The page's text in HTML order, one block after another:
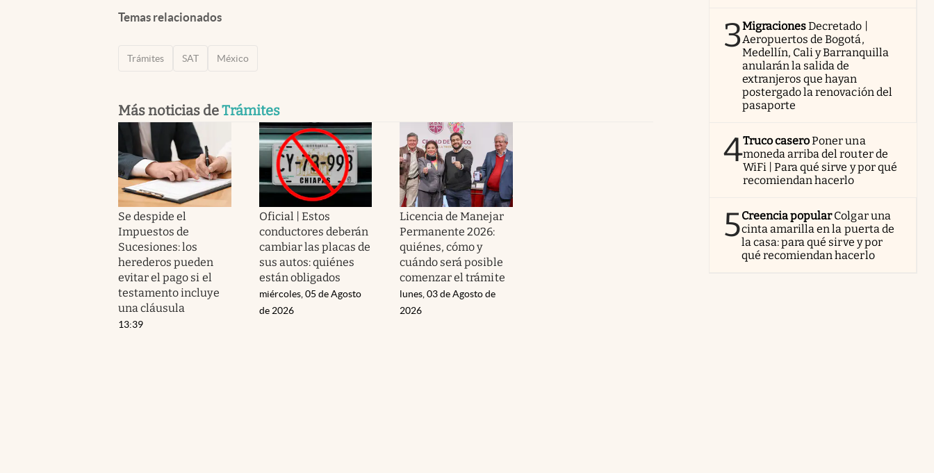
Temas relacionados
Trámites SAT México
Más noticias deTrámites
Se despide el
Impuestos de
Sucesiones: los
herederos pueden
evitar el pago si el
testamento incluye
una cláusula
13:39
Oficial | Estos
conductores deberán
cambiar las placas de
sus autos: quiénes
están obligados
miércoles, 05 de Agosto
de 2026
Licencia de Manejar
Permanente 2026:
quiénes, cómo y
cuándo será posible
comenzar el trámite
lunes, 03 de Agosto de
2026
3MigracionesDecretado |
Aeropuertos de Bogotá,
Medellín, Cali y Barranquilla
anularán la salida de
extranjeros que hayan
postergado la renovación del
pasaporte
4Truco caseroPoner una
moneda arriba del router de
WiFi | Para qué sirve y por qué
recomiendan hacerlo
5Creencia popularColgar una
cinta amarilla en la puerta de
la casa: para qué sirve y por
qué recomiendan hacerlo